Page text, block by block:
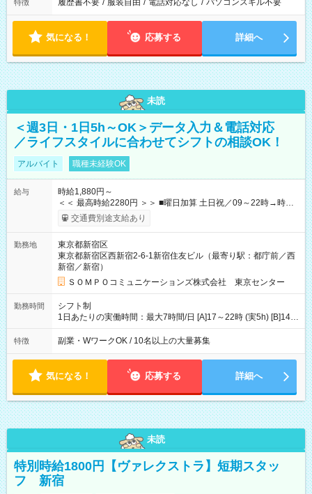
特徴 履歴書不要 / 服装自由 / 電話対応なし / パソコンスキル不要
気になる！ 応募する 詳細へ
未読
＜週3日・1日5h～OK＞データ入力＆電話対応
／ライフスタイルに合わせてシフトの相談OK！
アルバイト 職種未経験OK
給与
時給1,880円～
＜＜ 最高時給2280円 ＞＞ ■曜日加算 土日祝／09～22時→時給
＋400円 ■時間加算 月曜／09～12時→時給＋200円 月曜／17～
22時→時給＋200円 金曜／17～22時→時給＋400円 ■導入研
━━━━━━━━━━━━━━━ ■月収例 ◎ロングシフト（週3日×実7h） [1]
金曜日収：15160円×4日＝60640円 [2]土曜日収：15960円×5日
＝79800円 [3]日曜日収：15960円×5日＝79800円 [1]＋[2]＋[3]＝
月収22万240円 ◎ショートシフト（週3日×実5h） [1]月曜日収：
10400円×4日＝41600円 [2]金曜日収：11400円×4日＝45600円
[3]土曜日収：11400円×5日＝57000円 [1]＋[2]＋[3]＝月収14万
4200円 【試用期間】試用期間あり 試用期間の長さ：3ヶ月 ※ 雇
態：本採用時と同じです。 給与：時給 1,780円以上 ※各加算給
無
交通費別途支給あり
勤務地
東京都新宿区
東京都新宿区西新宿2-6-1新宿住友ビル（最寄り駅：都庁前／西
新宿／新宿）
ＳＯＭＰＯコミュニケーションズ株式会社 東京センター
勤務時間
シフト制
1日あたりの実働時間：最大7時間/日 [A]17～22時 (実5h) [B]14～
22時 (実7h/休1h） ★週3～5日※土or日必須 ◎休日：平日メイン
※[B]OJT終了後要相談 ◎下記選択制 （1）曜日固定 週3～・土or
選択可 ▶ご確認 祝日/GW/年末年始等も シフト通りの出勤が必要
です
特徴 副業・WワークOK / 10名以上の大量募集
気になる！ 応募する 詳細へ
未読
特別時給1800円【ヴァレクストラ】短期スタッ
フ 新宿